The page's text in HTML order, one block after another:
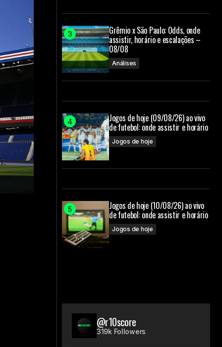
Grêmio x São Paulo: Odds, onde
assistir, horário e escalações –
08/08
Análises
Jogos de hoje (09/08/26) ao vivo
de futebol: onde assistir e horário
Jogos de hoje
Jogos de hoje (10/08/26) ao vivo
de futebol: onde assistir e horário
Jogos de hoje
@r10score
319k Followers